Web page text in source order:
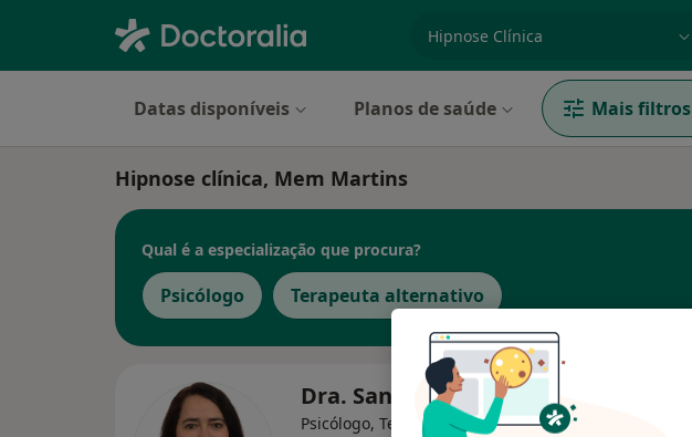
especialidade, doença ou nome
Datas disponíveis Planos de saúde Mais filtros
Hipnose clínica, Mem Martins
Qual é a especialização que procura?
Psicólogo Terapeuta alternativo
Dra. Sandra Correia
Psicólogo, Terapeuta alternativo